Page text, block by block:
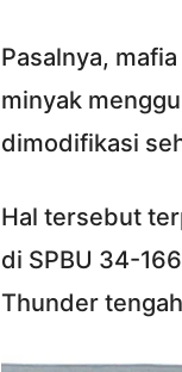
Pasalnya,
minyak
dimodifikasi
Hal tersebut
di SPBU 34-
Thunder